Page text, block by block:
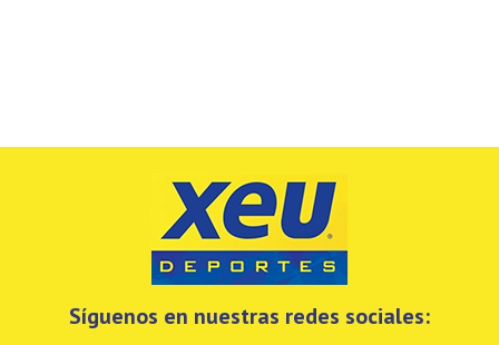
Síguenos en nuestras redes sociales: